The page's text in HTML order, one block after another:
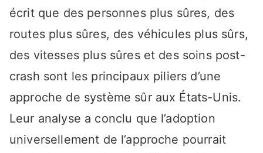
écrit que des personnes plus sûres, des
routes plus sûres, des véhicules plus sûrs,
des vitesses plus sûres et des soins post-
crash sont les principaux piliers d’une
approche de système sûr aux États-Unis.
Leur analyse a conclu que l’adoption
universellement de l’approche pourrait